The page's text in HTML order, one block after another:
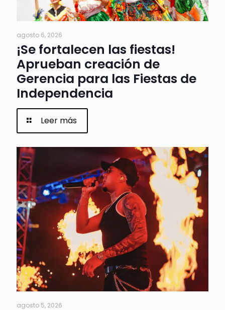
agosto 6, 2026
¡Se fortalecen las fiestas!
Aprueban creación de
Gerencia para las Fiestas de
Independencia
Leer más
agosto 5, 2026